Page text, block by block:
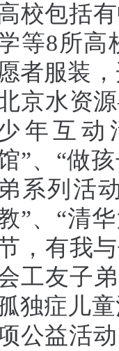
校包括
等8所高
者服装
京水资源
年互动
”、 “做
系列活
”、 “清
，有我
工友子
独症儿
公益活